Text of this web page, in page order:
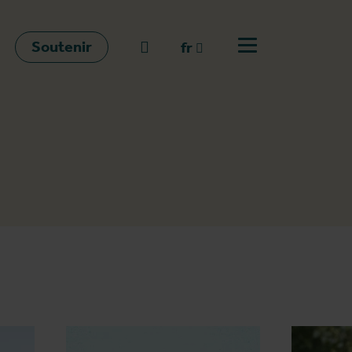
Soutenir go to search
fr
Ouvrir le menu